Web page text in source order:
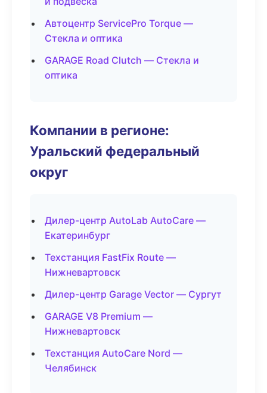
Автоцентр ServicePro Torque —
Стекла и оптика
GARAGE Road Clutch — Стекла и
оптика
Компании в регионе:
Уральский федеральный
округ
Дилер-центр AutoLab AutoCare —
Екатеринбург
Техстанция FastFix Route —
Нижневартовск
Дилер-центр Garage Vector — Сургут
GARAGE V8 Premium —
Нижневартовск
Техстанция AutoCare Nord —
Челябинск